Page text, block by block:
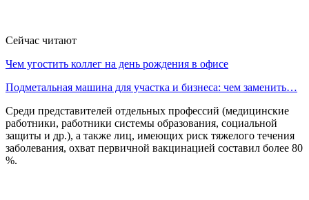
Сейчас читают
Чем угостить коллег на день рождения в офисе
Подметальная машина для участка и бизнеса: чем заменить…
Среди представителей отдельных профессий (медицинские
работники, работники системы образования, социальной
защиты и др.), а также лиц, имеющих риск тяжелого течения
заболевания, охват первичной вакцинацией составил более 80
%.